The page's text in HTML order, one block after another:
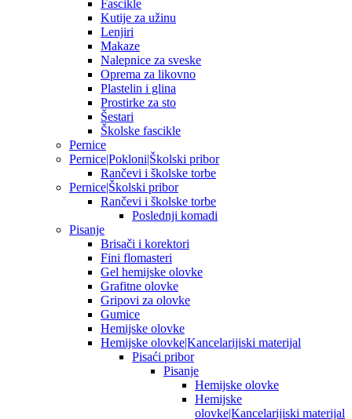
Fascikle
Kutije za užinu
Lenjiri
Makaze
Nalepnice za sveske
Oprema za likovno
Plastelin i glina
Prostirke za sto
Šestari
Školske fascikle
Pernice
Pernice|Pokloni|Školski pribor
Rančevi i školske torbe
Pernice|Školski pribor
Rančevi i školske torbe
Poslednji komadi
Pisanje
Brisači i korektori
Fini flomasteri
Gel hemijske olovke
Grafitne olovke
Gripovi za olovke
Gumice
Hemijske olovke
Hemijske olovke|Kancelarijiski materijal
Pisaći pribor
Pisanje
Hemijske olovke
Hemijske
olovke|Kancelarijiski materijal